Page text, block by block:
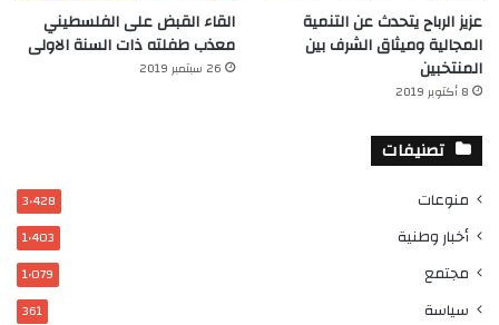
عزيز الرباح يتحدث عن التنمية
المجالية وميثاق الشرف بين
المنتخبين
8 أكتوبر 2019
القاء القبض على الفلسطيني
معذب طفلته ذات السنة الاولى
26 سبتمبر 2019
تصنيفات
منوعات 3٬428
أخبار وطنية 1٬403
مجتمع 1٬079
سياسة 361